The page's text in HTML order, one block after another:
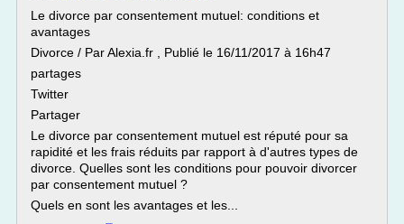
Le divorce par consentement mutuel: conditions et
avantages
Divorce / Par Alexia.fr , Publié le 16/11/2017 à 16h47
partages
Twitter
Partager
Le divorce par consentement mutuel est réputé pour sa
rapidité et les frais réduits par rapport à d'autres types de
divorce. Quelles sont les conditions pour pouvoir divorcer
par consentement mutuel ?
Quels en sont les avantages et les...